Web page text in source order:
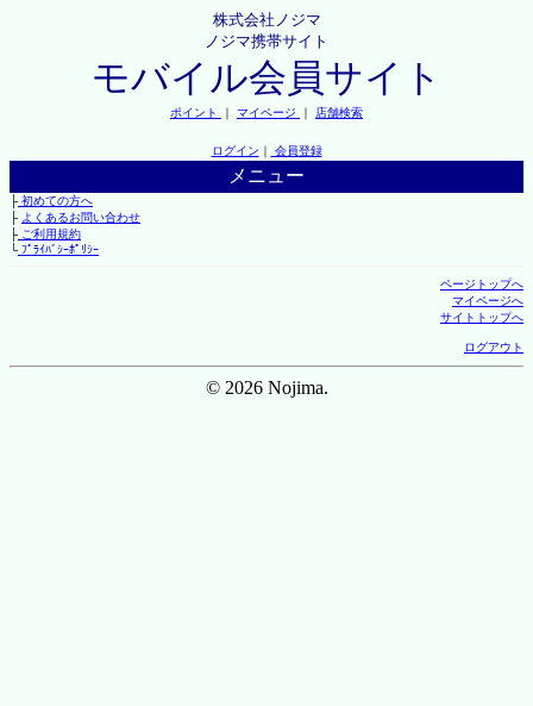
株式会社ノジマ
ノジマ携帯サイト
モバイル会員サイト
ポイント ｜ マイページ ｜ 店舗検索
ログイン ｜ 会員登録
メニュー
├初めての方へ
├ よくあるお問い合わせ
├ご利用規約
└ﾌﾟﾗｲﾊﾞｼｰﾎﾟﾘｼｰ
ページトップへ
マイページへ
サイトトップへ
ログアウト
© 2026 Nojima.